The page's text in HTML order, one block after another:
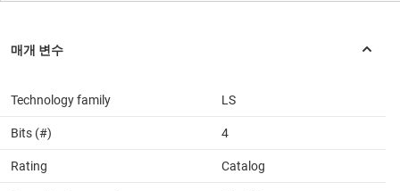
Technology family LS
Bits (#) 4
Rating Catalog